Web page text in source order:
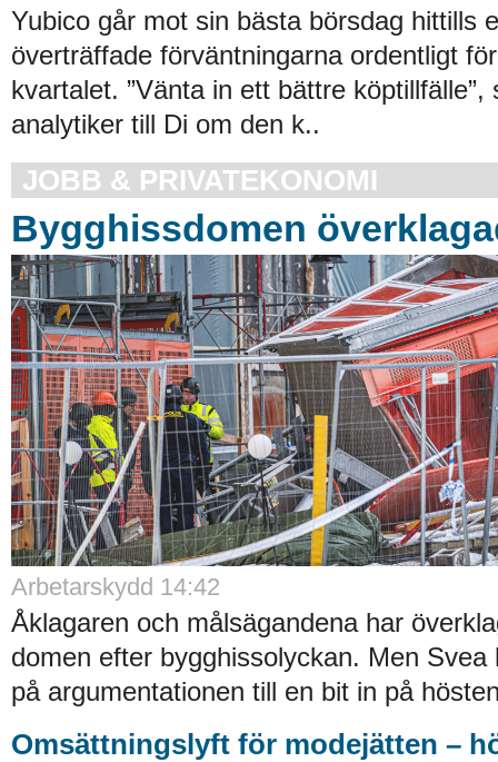
Yubico går mot sin bästa börsdag hittills
överträffade förväntningarna ordentligt
kvartalet. ”Vänta in ett bättre köptillfälle”,
analytiker till Di om den k..
JOBB & PRIVATEKONOMI
Bygghissdomen
Arbetarskydd 14:42
Åklagaren och målsägandena har
domen efter bygghissolyckan. Men
på argumentationen till en bit in på
Omsättningslyft för modejätten –